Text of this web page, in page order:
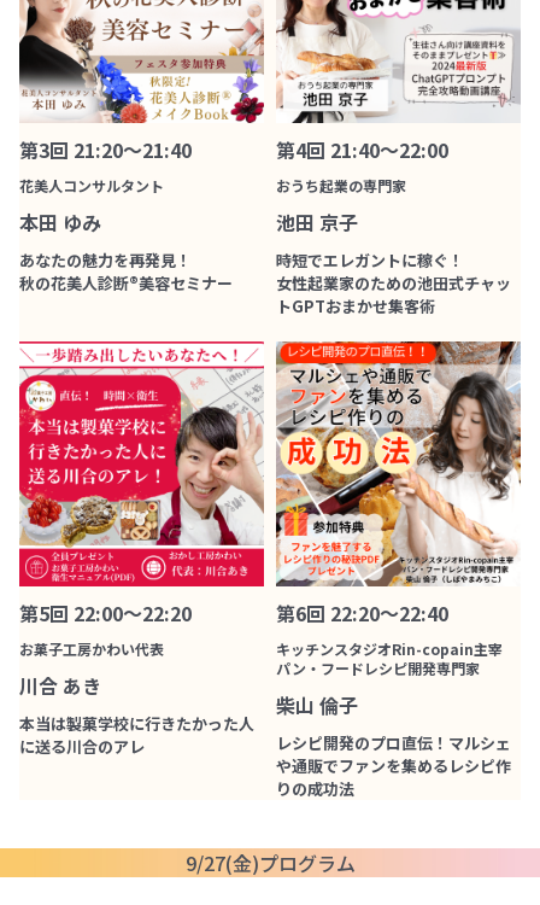
第3回 21:20～21:40
花美人コンサルタント
本田 ゆみ
あなたの魅力を再発見！
秋の花美人診断®︎美容セミナー
第4回 21:40～22:00
おうち起業の専門家
池田 京子
時短でエレガントに稼ぐ！
女性起業家のための池田式チャッ
トGPTおまかせ集客術
第5回 22:00～22:20
お菓子工房かわい代表
川合 あき
本当は製菓学校に行きたかった人
に送る川合のアレ
第6回 22:20～22:40
キッチンスタジオRin-copain主宰
パン・フードレシピ開発専門家
柴山 倫子
レシピ開発のプロ直伝！マルシェ
や通販でファンを集めるレシピ作
りの成功法
9/27(金)プログラム